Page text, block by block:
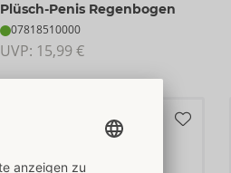
Plüsch-Penis Regenbogen
07818510000
UVP: 15,99 €